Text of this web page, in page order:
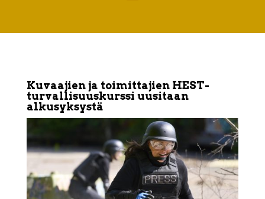
Kuvaajien ja toimittajien HEST-
turvallisuuskurssi uusitaan
alkusyksystä